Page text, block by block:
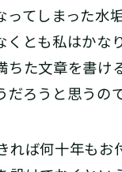
てしまった水
とも私はか
た文章を書
ろうと思うので
ば何十年もお